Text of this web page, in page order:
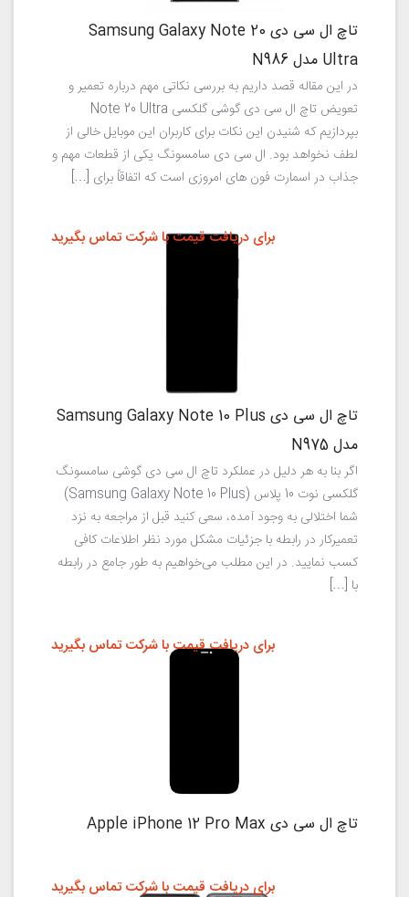
تاچ ال سی دی Samsung Galaxy Note 20
Ultra مدل N986
در این مقاله قصد داریم به بررسی نکاتی مهم درباره تعمیر و
تعویض تاچ ال سی دی گوشی گلکسی Note 20 Ultra
بپردازیم که شنیدن این نکات برای کاربران این موبایل خالی از
لطف نخواهد بود. ال سی دی سامسونگ یکی از قطعات مهم و
جذاب در اسمارت فون های امروزی است که اتفاقاً برای […]
تاچ ال سی دی Samsung Galaxy Note 10 Plus
مدل N975
اگر بنا به هر دلیل در عملکرد تاچ ال سی دی گوشی سامسونگ
گلکسی نوت 10 پلاس (Samsung Galaxy Note 10 Plus)
شما اختلالی به وجود آمده، سعی کنید قبل از مراجعه به نزد
تعمیرکار در رابطه با جزئیات مشکل مورد نظر اطلاعات کافی
کسب نمایید. در این مطلب می‌خواهیم به طور جامع در رابطه
با […]
برای دریافت قیمت با شرکت تماس بگیرید
تاچ ال سی دی Apple iPhone 12 Pro Max
برای دریافت قیمت با شرکت تماس بگیرید
برای دریافت قیمت با شرکت تماس بگیرید